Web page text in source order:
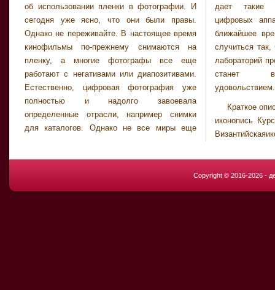
об использовании пленки в фотографии. И
сегодня уже ясно, что они были правы.
Однако не переживайте. В настоящее время
кинофильмы по-прежнему снимаются на
пленку, а многие фотографы все еще
работают с негативами или диапозитивами.
Естественно, цифровая фотография уже
полностью и надолго завоевала
определенные отрасли, например снимки
для каталогов. Однако не все миры еще
дает такие возможности, которых от
цифровых аппаратов не стоит ожидать в
ближайшее время. Хотя в будущем может
случиться так, что в связи с исчезновением
лабораторий проявки пленочная фотография
станет весьма дорогостоящим
удовольствием.
Краткое
иконопись
Copyright © 2016-2026 -